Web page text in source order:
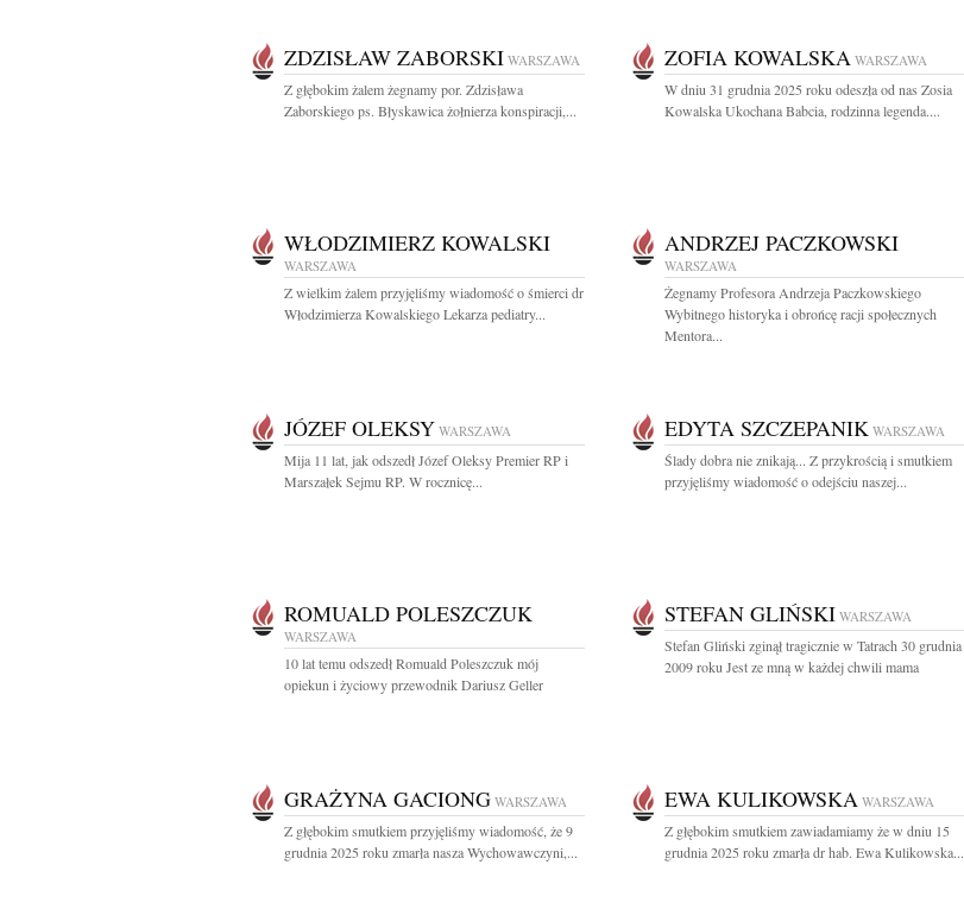
ZDZISŁAW ZABORSKI WARSZAWA
Z głębokim żalem żegnamy por. Zdzisława
Zaborskiego ps. Błyskawica żołnierza konspiracji,...
ZOFIA KOWALSKA WARSZAWA
W dniu 31 grudnia 2025 roku odeszła od nas Zosia
Kowalska Ukochana Babcia, rodzinna legenda....
WŁODZIMIERZ KOWALSKI
WARSZAWA
Z wielkim żalem przyjęliśmy wiadomość o śmierci dr
Włodzimierza Kowalskiego Lekarza pediatry...
ANDRZEJ PACZKOWSKI
WARSZAWA
Żegnamy Profesora Andrzeja Paczkowskiego
Wybitnego historyka i obrońcę racji społecznych
Mentora...
JÓZEF OLEKSY WARSZAWA
Mija 11 lat, jak odszedł Józef Oleksy Premier RP i
Marszałek Sejmu RP. W rocznicę...
EDYTA SZCZEPANIK WARSZAWA
Ślady dobra nie znikają... Z przykrością i smutkiem
przyjęliśmy wiadomość o odejściu naszej...
ROMUALD POLESZCZUK
WARSZAWA
10 lat temu odszedł Romuald Poleszczuk mój
opiekun i życiowy przewodnik Dariusz Geller
STEFAN GLIŃSKI WARSZAWA
Stefan Gliński zginął tragicznie w Tatrach 30 grudnia
2009 roku Jest ze mną w każdej chwili mama
GRAŻYNA GACIONG WARSZAWA
Z głębokim smutkiem przyjęliśmy wiadomość, że 9
grudnia 2025 roku zmarła nasza Wychowawczyni,...
EWA KULIKOWSKA WARSZAWA
Z głębokim smutkiem zawiadamiamy że w dniu 15
grudnia 2025 roku zmarła dr hab. Ewa Kulikowska...